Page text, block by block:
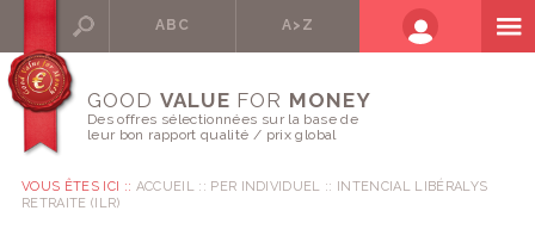
ABC A>Z
GOOD VALUE FOR MONEY
Des offres sélectionnées sur la base de
leur bon rapport qualité / prix global
VOUS ÊTES ICI :: ACCUEIL PER INDIVIDUEL
INTENCIAL LIBÉRALYS
RETRAITE (ILR)